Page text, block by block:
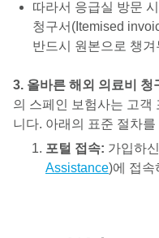
따라서 응급실 방문
청구서(Itemised
반드시 원본으로 챙
3. 올바른 해외 의료비
의 스페인 보험사는 고객
니다. 아래의 표준 절차
포털 접속: 가입하
Assistance)에 접속